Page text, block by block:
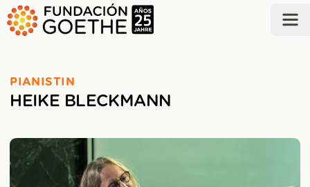
ZUM HAUPTINHALT SPRINGEN
PIANISTIN
HEIKE BLECKMANN